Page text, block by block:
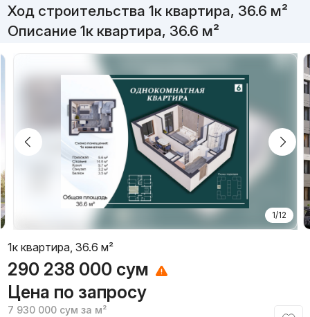
Ход строительства 1к квартира, 36.6 м²
Описание 1к квартира, 36.6 м²
1/12
1к квартира, 36.6 м²
290 238 000 сум
Цена по запросу
7 930 000 сум за м²